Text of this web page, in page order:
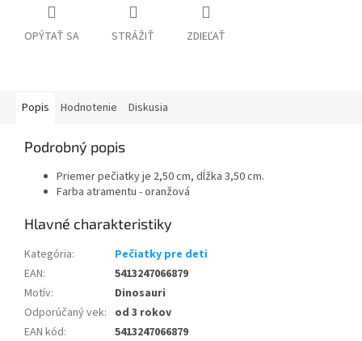
OPÝTAŤ SA STRÁŽIŤ ZDIEĽAŤ
Popis Hodnotenie Diskusia
Podrobný popis
Priemer pečiatky je 2,50 cm, dĺžka 3,50 cm.
Farba atramentu - oranžová
Kategória:
Pečiatky pre deti
EAN:
5413247066879
Motív:
Dinosauri
Odporúčaný vek: od 3 rokov
EAN kód: 5413247066879